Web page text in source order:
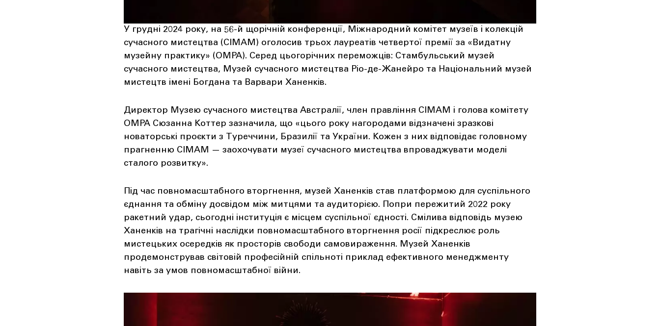
У грудні 2024 року, на 56-й щорічній конференції, Міжнародний комітет музеїв і колекцій
сучасного мистецтва (CIMAM) оголосив трьох лауреатів четвертої премії за «Видатну
музейну практику» (OMPA). Серед цьогорічних переможців: Стамбульський музей
сучасного мистецтва, Музей сучасного мистецтва Ріо-де-Жанейро та Національний музей
мистецтв імені Богдана та Варвари Ханенків.
Директор Музею сучасного мистецтва Австралії, член правління CIMAM і голова комітету
OMPA Сюзанна Коттер зазначила, що «цього року нагородами відзначені зразкові
новаторські проєкти з Туреччини, Бразилії та України. Кожен з них відповідає головному
прагненню CIMAM — заохочувати музеї сучасного мистецтва впроваджувати моделі
сталого розвитку».
Під час повномасштабного вторгнення, музей Ханенків став платформою для суспільного
єднання та обміну досвідом між митцями та аудиторією. Попри пережитий 2022 року
ракетний удар, сьогодні інституція є місцем суспільної єдності. Смілива відповідь музею
Ханенків на трагічні наслідки повномасштабного вторгнення росії підкреслює роль
мистецьких осередків як просторів свободи самовираження. Музей Ханенків
продемонстрував світовій професійній спільноті приклад ефективного менеджменту
навіть за умов повномасштабної війни.